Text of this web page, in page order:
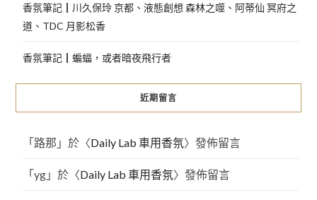
香氛筆記┃川久保玲 京都、液態創想 森林之噬、阿蒂仙 冥府之
道、TDC 月影松香
香氛筆記┃蝙蝠，或者暗夜飛行者
近期留言
「路那 」於〈Daily Lab 車用香氛〉發佈留言
「yg」於〈Daily Lab 車用香氛〉發佈留言